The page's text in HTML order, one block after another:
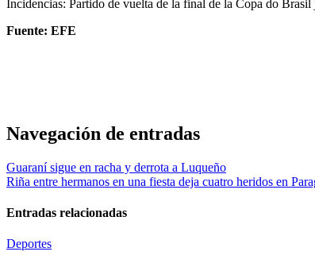
Incidencias: Partido de vuelta de la final de la Copa do
Fuente: EFE
Navegación de entradas
Guaraní sigue en racha y derrota a Luqueño
Riña entre hermanos en una fiesta deja cuatro heridos en
Entradas relacionadas
Deportes